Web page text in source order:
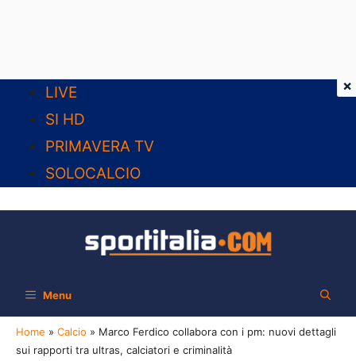
contenuto
LIVE
SI HD
PRIMAVERA TV
SOLOCALCIO
Menu
Home » Calcio » Marco Ferdico collabora con i pm: nuovi dettagli
sui rapporti tra ultras, calciatori e criminalità
×